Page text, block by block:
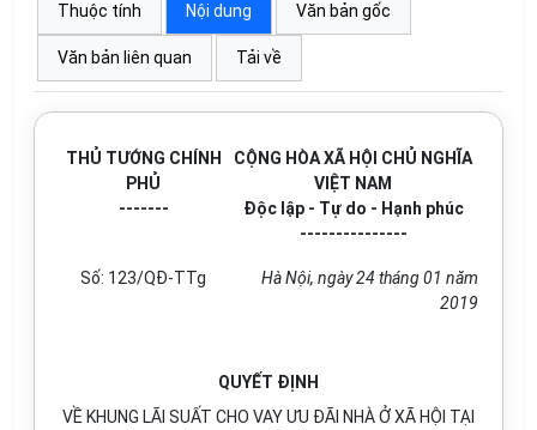
Thuộc tính Nội dung Văn bản gốc
Văn bản liên quan Tải về
THỦ TƯỚNG CHÍNH
PHỦ
-------
CỘNG HÒA XÃ HỘI CHỦ NGHĨA
VIỆT NAM
Độc lập - Tự do - Hạnh phúc
---------------
Số: 123/QĐ-TTg Hà Nội, ngày24tháng01 năm
2019
QUYẾT ĐỊNH
VỀ KHUNG LÃI SUẤT CHO VAY ƯU ĐÃI NHÀ Ở XÃ HỘI TẠI